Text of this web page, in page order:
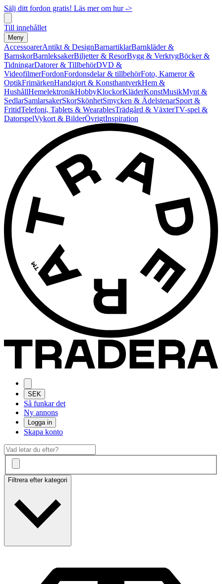
Sälj ditt fordon gratis! Läs mer om hur ->
Till innehållet
Meny
AccessoarerAntikt & DesignBarnartiklarBarnkläder &
BarnskorBarnleksakerBiljetter & ResorBygg & VerktygBöcker &
TidningarDatorer & TillbehörDVD &
VideofilmerFordonFordonsdelar & tillbehörFoto, Kameror &
OptikFrimärkenHandgjort & KonsthantverkHem &
HushållHemelektronikHobbyKlockorKläderKonstMusikMynt &
SedlarSamlarsakerSkorSkönhetSmycken & ÄdelstenarSport &
FritidTelefoni, Tablets & WearablesTrädgård & VäxterTV-spel &
DatorspelVykort & BilderÖvrigtInspiration
SEK
Så funkar det
Ny annons
Logga in
Skapa konto
Filtrera efter kategori